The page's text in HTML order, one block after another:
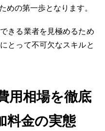
めの第一歩となります。
きる業者を見極めるため
とって不可欠なスキルと
用相場を徹底
料金の実態